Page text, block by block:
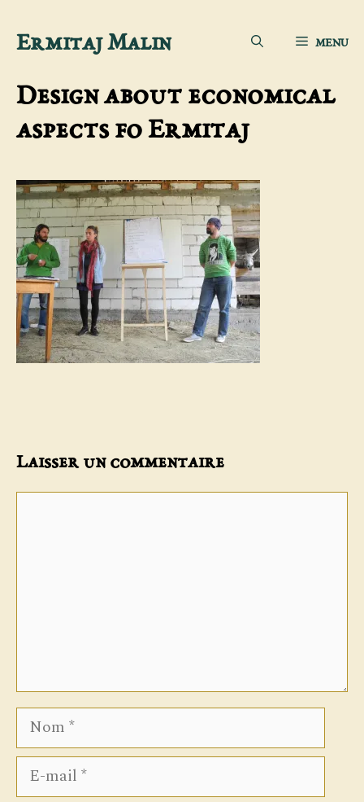
Aller
contenu
Ermitaj Malin MENU
Design about economical
aspects fo Ermitaj
Laisser un commentaire
Nom
E-
mail